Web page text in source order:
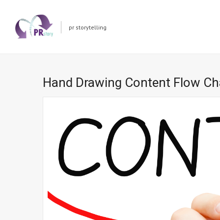
pr storytelling
Hand Drawing Content Flow